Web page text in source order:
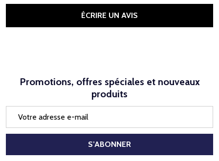
ÉCRIRE UN AVIS
Promotions, offres spéciales et nouveaux
produits
mail
S’ABONNER